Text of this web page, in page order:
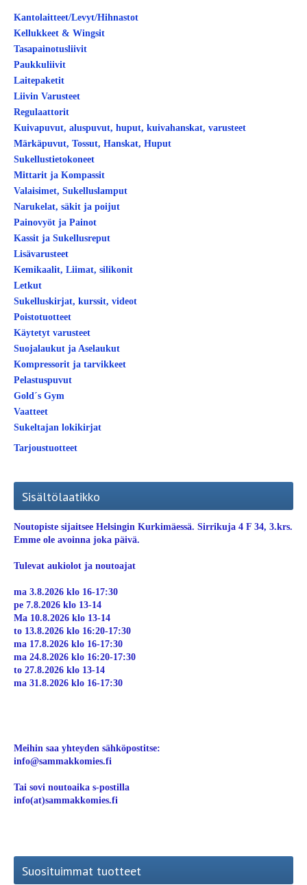
Kantolaitteet/Levyt/Hihnastot
Kellukkeet & Wingsit
Tasapainotusliivit
Paukkuliivit
Laitepaketit
Liivin Varusteet
Regulaattorit
Kuivapuvut, aluspuvut, huput, kuivahanskat, varusteet
Märkäpuvut, Tossut, Hanskat, Huput
Sukellustietokoneet
Mittarit ja Kompassit
Valaisimet, Sukelluslamput
Narukelat, säkit ja poijut
Painovyöt ja Painot
Kassit ja Sukellusreput
Lisävarusteet
Kemikaalit, Liimat, silikonit
Letkut
Sukelluskirjat, kurssit, videot
Poistotuotteet
Käytetyt varusteet
Suojalaukut ja Aselaukut
Kompressorit ja tarvikkeet
Pelastuspuvut
Gold´s Gym
Vaatteet
Sukeltajan lokikirjat
Tarjoustuotteet
Sisältölaatikko
Noutopiste sijaitsee Helsingin Kurkimäessä. Sirrikuja 4 F 34, 3.krs.
Emme ole avoinna joka päivä.
Tulevat aukiolot ja noutoajat
ma 3.8.2026 klo 16-17:30
pe 7.8.2026 klo 13-14
Ma 10.8.2026 klo 13-14
to 13.8.2026 klo 16:20-17:30
ma 17.8.2026 klo 16-17:30
ma 24.8.2026 klo 16:20-17:30
to 27.8.2026 klo 13-14
ma 31.8.2026 klo 16-17:30
Meihin saa yhteyden sähköpostitse:
info@sammakkomies.fi
Tai sovi noutoaika s-postilla
info(at)sammakkomies.fi
Suosituimmat tuotteet